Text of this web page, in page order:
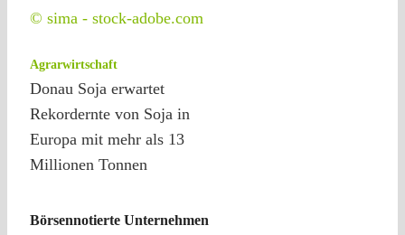
© sima - stock-adobe.com
Agrarwirtschaft
Donau Soja erwartet
Rekordernte von Soja in
Europa mit mehr als 13
Millionen Tonnen
Börsennotierte Unternehmen